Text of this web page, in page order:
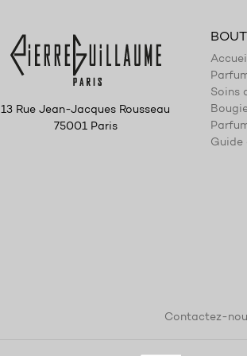
13 Rue Jean-Jacques Rousseau
75001 Paris
Soins
Guide
Contactez-